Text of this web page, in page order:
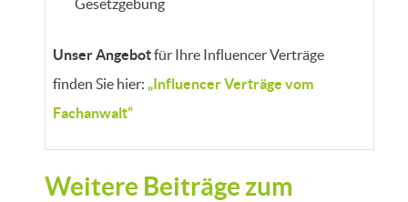
Gesetzgebung
Unser Angebotfür Ihre Influencer Verträge
finden Sie hier: „Influencer Verträge vom
Fachanwalt“
Weitere Beiträge zum